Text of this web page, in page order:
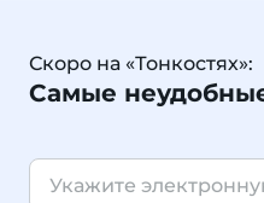
Скоро на «Тонкостях»:
Самые